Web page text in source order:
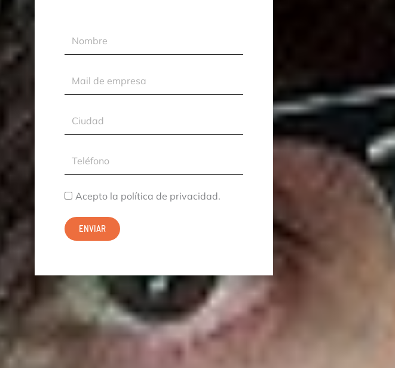
Nombre
Mail
de
Ciudad
Teléfono
Acepto
política
Acepto la política de privacidad.
ENVIAR